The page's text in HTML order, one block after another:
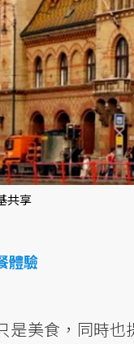
共享
體驗
是美食，同時